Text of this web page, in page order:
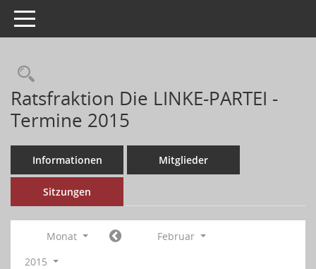
Toggle navigation
Ratsfraktion Die LINKE-PARTEI -
Termine 2015
Informationen Mitglieder
Sitzungen
Monat
Februar
2015